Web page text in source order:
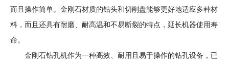
而且操作简单。金刚石材质的钻头和切削盘能够更好地适应多种材
料，而且还具有耐磨、耐高温和不易断裂的特点，延长机器使用寿
命。
金刚石钻孔机作为一种高效、耐用且易于操作的钻孔设备，已